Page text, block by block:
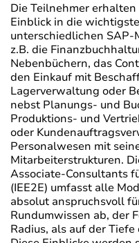
Die Teilnehmer
Einblick in die
unterschiedlichen
z.B. die
Nebenbüchern, das
den Einkauf mit
Lagerverwaltung oder
nebst Planungs- und
Produktions- und
oder
Personalwesen mit
Mitarbeiterstrukturen.
Associate-Consultants
(IEE2E) umfasst alle
absolut anspruchsvoll
Rundumwissen ab, der
Radius, als auf der